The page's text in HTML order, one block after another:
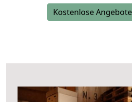
Kostenlose